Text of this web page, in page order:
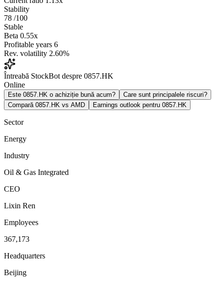
Stability
78 /100
Stable
Beta 0.55x
Profitable years 6
Rev. volatility 2.60%
Întreabă StockBot despre 0857.HK
Online
Este 0857.HK o achiziție bună acum?
Care sunt principalele riscuri?
Compară 0857.HK vs AMD
Earnings outlook pentru 0857.HK
Sector
Energy
Industry
Oil & Gas Integrated
CEO
Lixin Ren
Employees
367,173
Headquarters
Beijing